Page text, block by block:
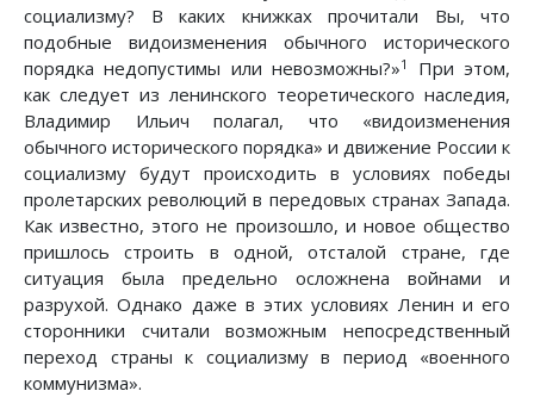
социализму? В каких книжках прочитали Вы, что
подобные видоизменения обычного исторического
порядка недопустимы или невозможны?»1
При этом,
как следует из ленинского теоретического наследия,
Владимир Ильич полагал, что «видоизменения
обычного исторического порядка» и движение России к
социализму будут происходить в условиях победы
пролетарских революций в передовых странах Запада.
Как известно, этого не произошло, и новое общество
пришлось строить в одной, отсталой стране, где
ситуация была предельно осложнена войнами и
разрухой. Однако даже в этих условиях Ленин и его
сторонники считали возможным непосредственный
переход страны к социализму в период «военного
коммунизма».